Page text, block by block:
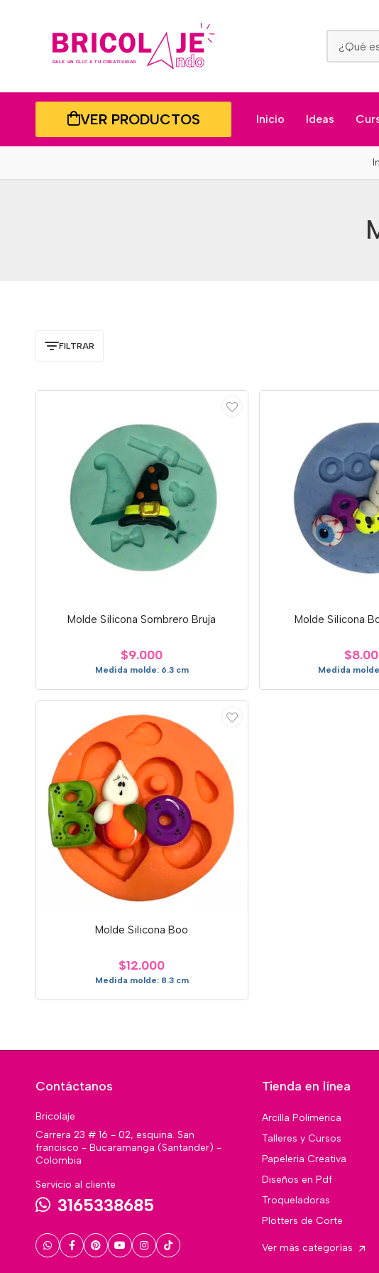
VER PRODUCTOS Inicio Ideas
FILTRAR
Molde Silicona Sombrero Bruja
$9.000
Medida molde: 6.3 cm
Molde Silicona
Medida
Molde Silicona Boo
$12.000
Medida molde: 8.3 cm
Contáctanos
Bricolaje
Carrera 23 # 16 - 02, esquina. San
francisco - Bucaramanga (Santander) -
Colombia
Servicio al cliente
3165338685
Tienda en línea
Arcilla Polimerica
Talleres y Cursos
Papeleria Creativa
Diseños en Pdf
Troqueladoras
Plotters de Corte
Ver más categorías